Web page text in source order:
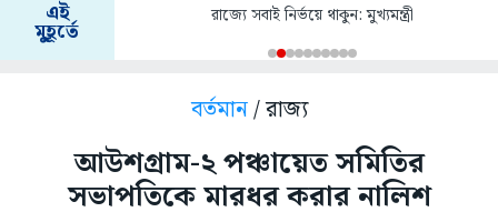
এই
মুহূর্তে
রাজ্যে সবাই নির্ভয়ে থাকুন: মুখ্যমন্ত্রী
বর্তমান/ রাজ্য
আউশগ্রাম-২ পঞ্চায়েত সমিতির
সভাপতিকে মারধর করার নালিশ